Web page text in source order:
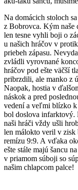
Na domácich stoloch
z Bobrovca. Kým naše
len tesne vyhli boji o
u našich hráčov v
priebeh zápasu.
zvládli vyrovnané
hráčov pod ešte väčší
pribrzdili, ale manko z
Naopak, hostia v
náskok a pred
vedení a veľmi blízko k
bol doslova infarktový.
naši hráči vždy ušli
len málokto veril v zisk
remízu 9:9. A vďaka
ešte stále majú šancu
v priamom súboji so
našim chlapcom palce!